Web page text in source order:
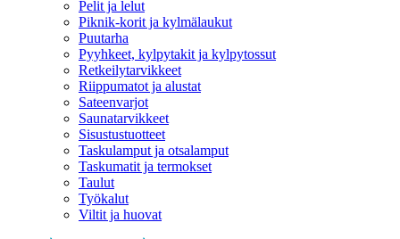
Pelit ja lelut
Piknik-korit ja kylmälaukut
Puutarha
Pyyhkeet, kylpytakit ja kylpytossut
Retkeilytarvikkeet
Riippumatot ja alustat
Sateenvarjot
Saunatarvikkeet
Sisustustuotteet
Taskulamput ja otsalamput
Taskumatit ja termokset
Taulut
Työkalut
Viltit ja huovat